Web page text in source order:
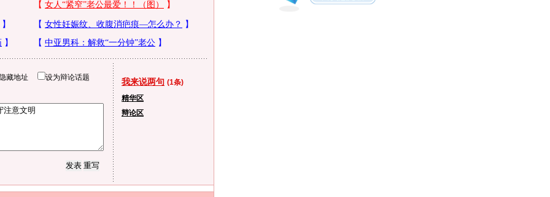
藏地址 设为辩论话题 我来说两句 (1条)
精华区
辩论区